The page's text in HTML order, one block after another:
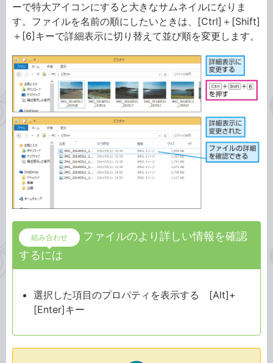
ーで特大アイコンにすると大きなサムネイルになりま
す。ファイルを名前の順にしたいときは、[Ctrl]＋[Shift]
＋[6]キーで詳細表示に切り替えて並び順を変更します。
組み合わせ
ファイルのより詳しい情報を確認
するには
選択した項目のプロパティを表示する [Alt]+
[Enter]キー